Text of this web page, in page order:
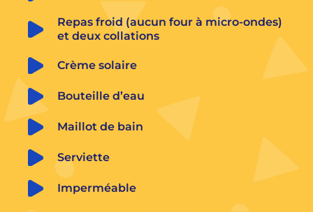
Repas froid (aucun four à micro-ondes)
et deux collations
Crème solaire
Bouteille d’eau
Maillot de bain
Serviette
Imperméable